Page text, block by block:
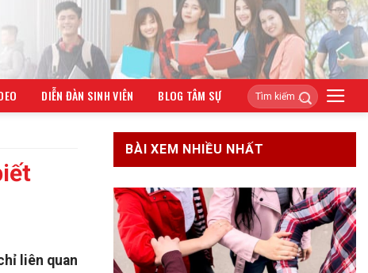
DIỄN ĐÀN SINH VIÊN BLOG TÂM SỰ
liên quan
BÀI XEM NHIỀU NHẤT